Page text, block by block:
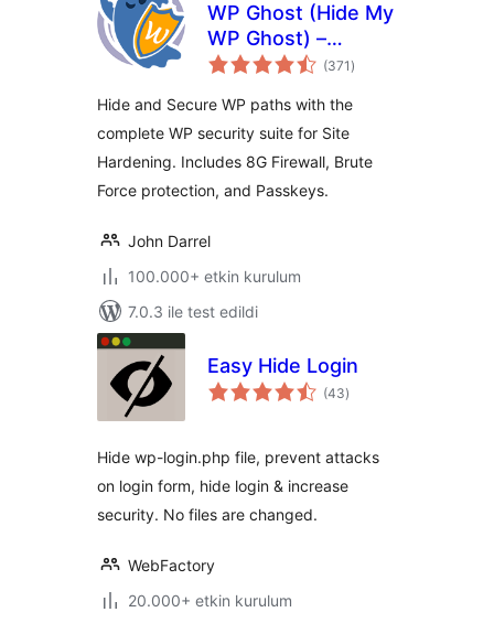
WP Ghost (Hide My
WP Ghost) –
Security & Firewall
(371 toplam
puan
)
Hide and Secure WP paths with the
complete WP security suite for Site
Hardening. Includes 8G Firewall, Brute
Force protection, and Passkeys.
John Darrel
100.000+ etkin kurulum
7.0.3 ile test edildi
Easy Hide Login
(43toplam
puan
)
Hide wp-login.php file, prevent attacks
on login form, hide login & increase
security. No files are changed.
WebFactory
20.000+ etkin kurulum